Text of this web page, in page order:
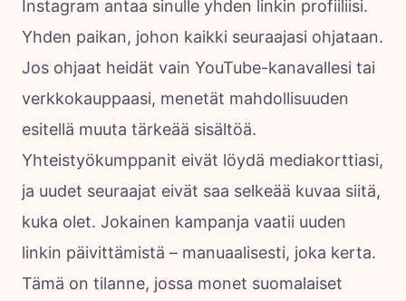
Instagram antaa sinulle yhden linkin profiiliisi.
Yhden paikan, johon kaikki seuraajasi ohjataan.
Jos ohjaat heidät vain YouTube-kanavallesi tai
verkkokauppaasi, menetät mahdollisuuden
esitellä muuta tärkeää sisältöä.
Yhteistyökumppanit eivät löydä mediakorttiasi,
ja uudet seuraajat eivät saa selkeää kuvaa siitä,
kuka olet. Jokainen kampanja vaatii uuden
linkin päivittämistä – manuaalisesti, joka kerta.
Tämä on tilanne, jossa monet suomalaiset